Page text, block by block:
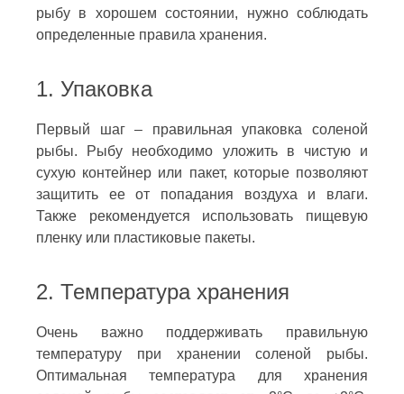
рыбу в хорошем состоянии, нужно соблюдать
определенные правила хранения.
1. Упаковка
Первый шаг – правильная упаковка соленой
рыбы. Рыбу необходимо уложить в чистую и
сухую контейнер или пакет, которые позволяют
защитить ее от попадания воздуха и влаги.
Также рекомендуется использовать пищевую
пленку или пластиковые пакеты.
2. Температура хранения
Очень важно поддерживать правильную
температуру при хранении соленой рыбы.
Оптимальная температура для хранения